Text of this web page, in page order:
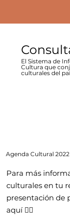
El Sistema de
Cultura que
culturales del
Agenda Cultural 2022
Para más
culturales en tu
presentación de
aquí 👇🏻